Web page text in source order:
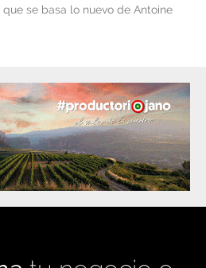
se basa lo nuevo de Antoine